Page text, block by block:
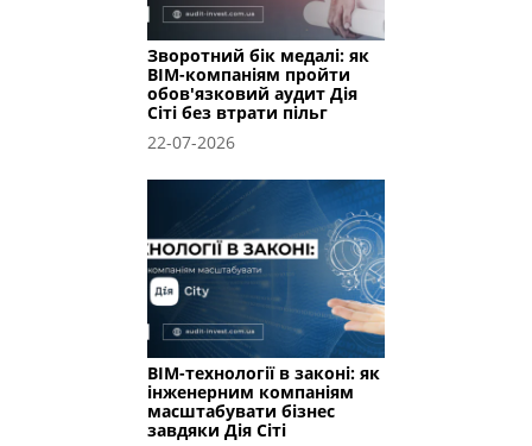
Зворотний бік медалі: як
BIM-компаніям пройти
обов'язковий аудит Дія
Сіті без втрати пільг
22-07-2026
BIM-технології в законі: як
інженерним компаніям
масштабувати бізнес
завдяки Дія Сіті